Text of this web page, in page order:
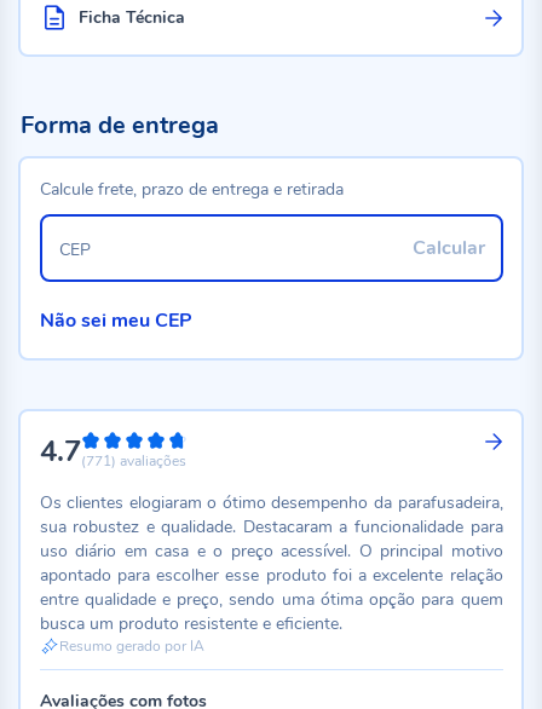
Ficha Técnica
4.794%
(771) avaliações
Os clientes elogiaram o ótimo desempenho da parafusadeira,
sua robustez e qualidade. Destacaram a funcionalidade para
uso diário em casa e o preço acessível. O principal motivo
apontado para escolher esse produto foi a excelente relação
entre qualidade e preço, sendo uma ótima opção para quem
busca um produto resistente e eficiente.
Resumo gerado por IA
Avaliações com fotos
Forma de entrega
Calcule frete, prazo de entrega e retirada
Calcular
CEP
Não sei meu CEP